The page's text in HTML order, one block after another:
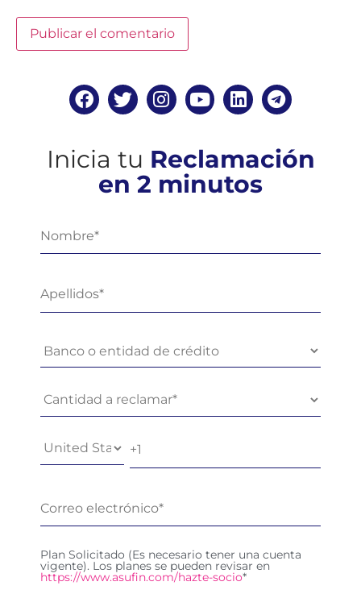
Inicia tu Reclamación
en 2 minutos
Plan Solicitado (Es necesario tener una cuenta
vigente). Los planes se pueden revisar en
https://www.asufin.com/hazte-socio*